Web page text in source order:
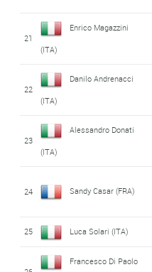
21
Enrico Magazzini
(ITA)
22
Danilo Andrenacci
(ITA)
23
Alessandro Donati
(ITA)
24 Sandy Casar (FRA)
25 Luca Solari (ITA)
Francesco Di Paolo